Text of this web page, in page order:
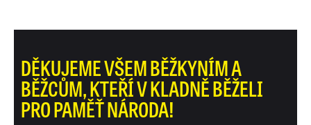
DĚKUJEME VŠEM BĚŽKYNÍM A
BĚŽCŮM, KTEŘÍ V KLADNĚ BĚŽELI
PRO PAMĚŤ NÁRODA!